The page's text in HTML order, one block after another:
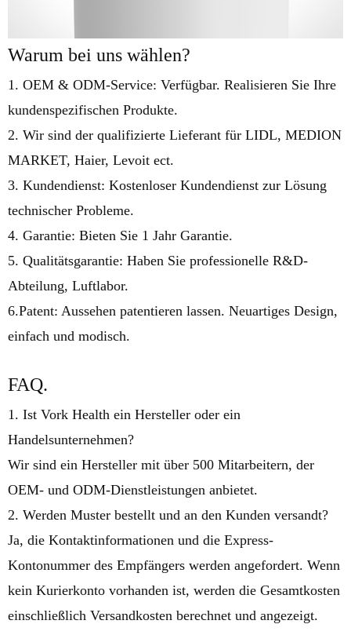
Warum bei uns wählen?
1. OEM & ODM-Service: Verfügbar. Realisieren Sie Ihre
kundenspezifischen Produkte.
2. Wir sind der qualifizierte Lieferant für LIDL, MEDION
MARKET, Haier, Levoit ect.
3. Kundendienst: Kostenloser Kundendienst zur Lösung
technischer Probleme.
4. Garantie: Bieten Sie 1 Jahr Garantie.
5. Qualitätsgarantie: Haben Sie professionelle R&D-
Abteilung, Luftlabor.
6.Patent: Aussehen patentieren lassen. Neuartiges Design,
einfach und modisch.
FAQ.
1. Ist Vork Health ein Hersteller oder ein
Handelsunternehmen?
Wir sind ein Hersteller mit über 500 Mitarbeitern, der
OEM- und ODM-Dienstleistungen anbietet.
2. Werden Muster bestellt und an den Kunden versandt?
Ja, die Kontaktinformationen und die Express-
Kontonummer des Empfängers werden angefordert. Wenn
kein Kurierkonto vorhanden ist, werden die Gesamtkosten
einschließlich Versandkosten berechnet und angezeigt.